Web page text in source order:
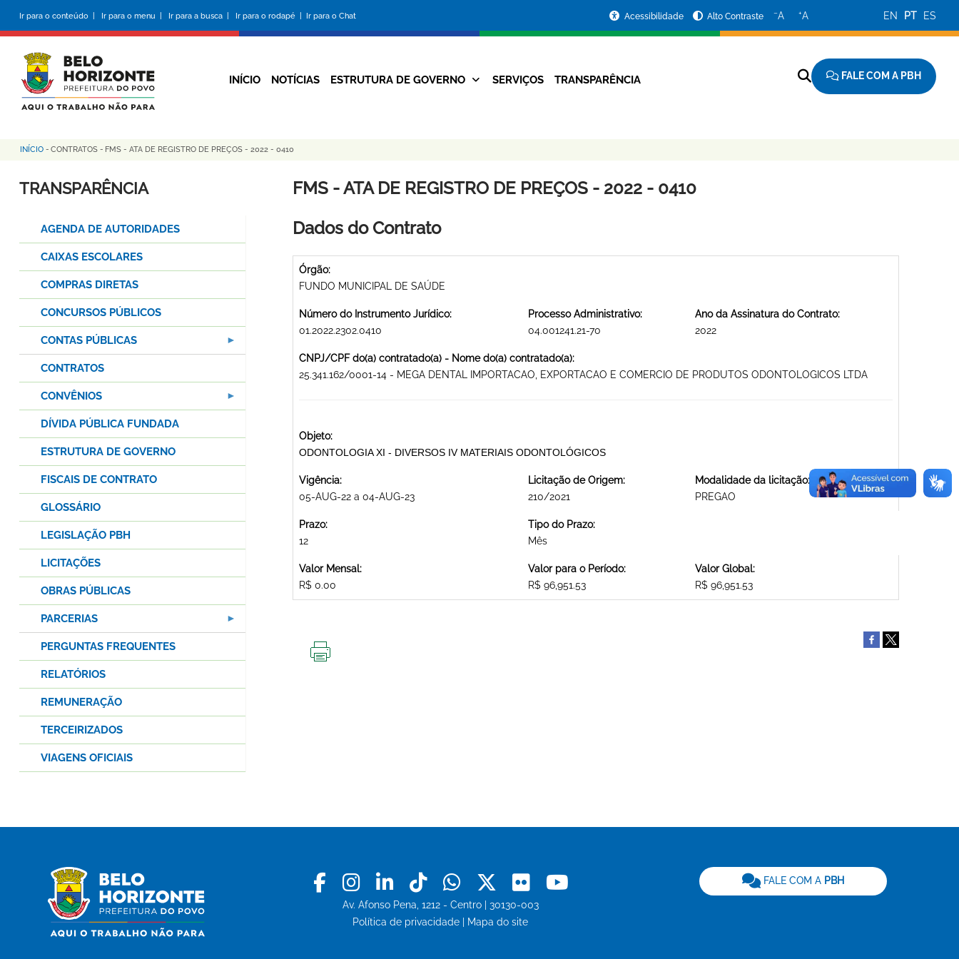
conteúdo
principal
Ir para o conteúdo | Ir para o menu | Ir para a busca | Ir para o rodapé | Ir para o Chat
da
Prefeitura
Acessibilidade Alto Contraste −A +A EN PT ES
Navegação
INÍCIO NOTÍCIAS ESTRUTURA DE GOVERNO SERVIÇOS TRANSPARÊNCIA FALE COM A PBH
Trilha
de
INÍCIO - CONTRATOS - FMS - ATA DE REGISTRO DE PREÇOS - 2022 - 0410
FMS - ATA DE REGISTRO DE PREÇOS - 2022 - 0410
Dados do Contrato
Órgão:
FUNDO MUNICIPAL DE SAÚDE
Número do Instrumento Jurídico:
01.2022.2302.0410
Processo Administrativo:
04.001241.21-70
Ano da Assinatura do Contrato:
2022
CNPJ/CPF do(a) contratado(a) - Nome do(a) contratado(a):
25.341.162/0001-14 - MEGA DENTAL IMPORTACAO, EXPORTACAO E COMERCIO DE PRODUTOS ODONTOLOGICOS LTDA
Objeto:
ODONTOLOGIA XI - DIVERSOS IV MATERIAIS ODONTOLÓGICOS
Vigência:
05-AUG-22 a 04-AUG-23
Licitação de Origem:
210/2021
Modalidade da licitação:
PREGAO
Prazo:
12
Tipo do Prazo:
Mês
Valor Mensal:
R$ 0.00
Valor para o Período:
R$ 96,951.53
Valor Global:
R$ 96,951.53
TRANSPARÊNCIA
AGENDA DE AUTORIDADES
CAIXAS ESCOLARES
COMPRAS DIRETAS
CONCURSOS PÚBLICOS
CONTAS PÚBLICAS
CONTRATOS
CONVÊNIOS
DÍVIDA PÚBLICA FUNDADA
ESTRUTURA DE GOVERNO
FISCAIS DE CONTRATO
GLOSSÁRIO
LEGISLAÇÃO PBH
LICITAÇÕES
OBRAS PÚBLICAS
PARCERIAS
PERGUNTAS FREQUENTES
RELATÓRIOS
REMUNERAÇÃO
TERCEIRIZADOS
VIAGENS OFICIAIS
Facebook
Instagram
LinkedinTiktokWhatsapp
X Flickr
Av. Afonso Pena, 1212 - Centro | 30130-003
Política de privacidade
Mapa do site
FALE COM A PBH